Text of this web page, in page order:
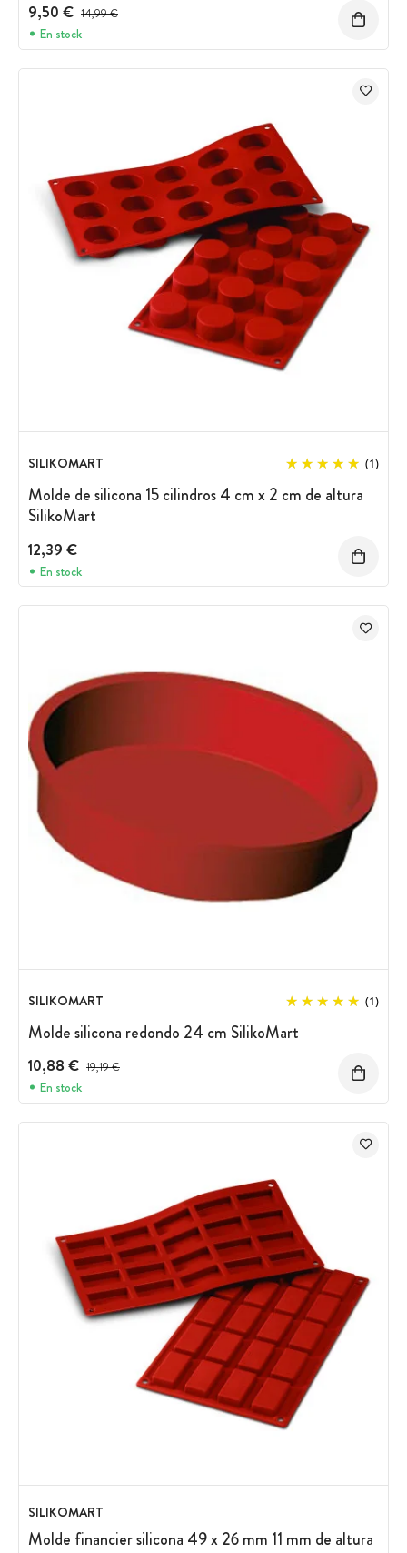
9,50 € Precio antes del descuento
14,99 €
En stock
SILIKOMART (1)
Molde de silicona 15 cilindros 4 cm x 2 cm de altura
SilikoMart
12,39 €
En stock
SILIKOMART (1)
Molde silicona redondo 24 cm SilikoMart
10,88 € Precio antes del descuento
19,19 €
En stock
SILIKOMART
Molde financier silicona 49 x 26 mm 11 mm de altura